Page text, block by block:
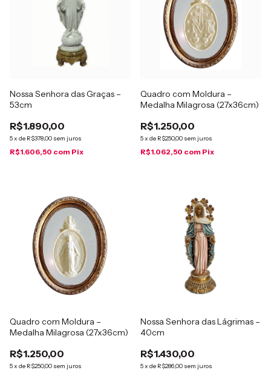
Nossa Senhora das Graças –
53cm
R$1.890,00
5x de R$378,00 sem juros
R$1.606,50 com Pix
Quadro com Moldura –
Medalha Milagrosa (27x36cm)
R$1.250,00
5x de R$250,00 sem juros
R$1.062,50 com Pix
Quadro com Moldura –
Medalha Milagrosa (27x36cm)
R$1.250,00
5x de R$250,00 sem juros
Nossa Senhora das Lágrimas –
40cm
R$1.430,00
5x de R$286,00 sem juros